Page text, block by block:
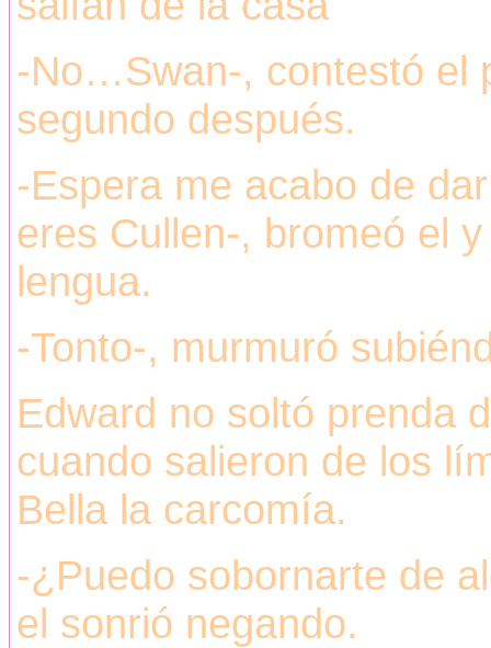
-No…Swan-, contestó el
segundo después.
-Espera me acabo de
eres Cullen-, bromeó el
lengua.
-Tonto-, murmuró
Edward no soltó prenda
cuando salieron de los
Bella la carcomía.
-¿Puedo sobornarte de
el sonrió negando.